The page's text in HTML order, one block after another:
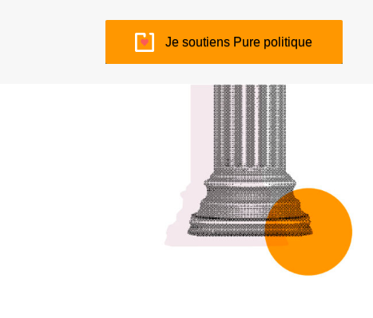
Je soutiens Pure politique